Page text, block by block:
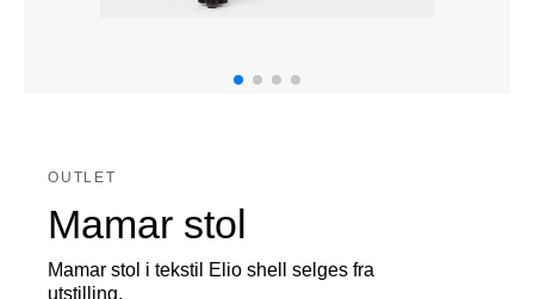
OUTLET
Mamar stol
Mamar stol i tekstil Elio shell selges fra
utstilling.